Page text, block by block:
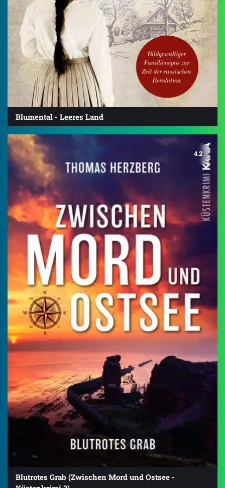
Blumental - Leeres Land
4.2
Blutrotes Grab (Zwischen Mord und Ostsee -